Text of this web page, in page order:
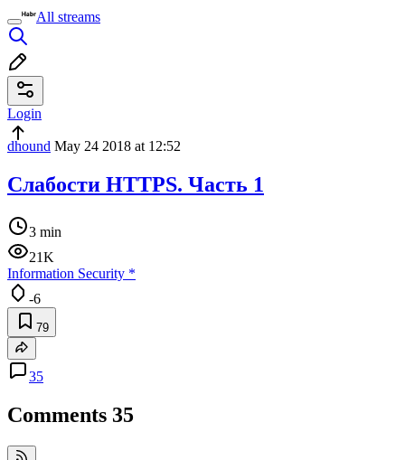
All streams
Login
dhound May 24 2018 at 12:52
Слабости HTTPS. Часть 1
3 min
21K
Information Security *
-6
79
35
Comments 35